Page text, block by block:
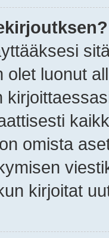
olet luonut
omista
kirjoitat